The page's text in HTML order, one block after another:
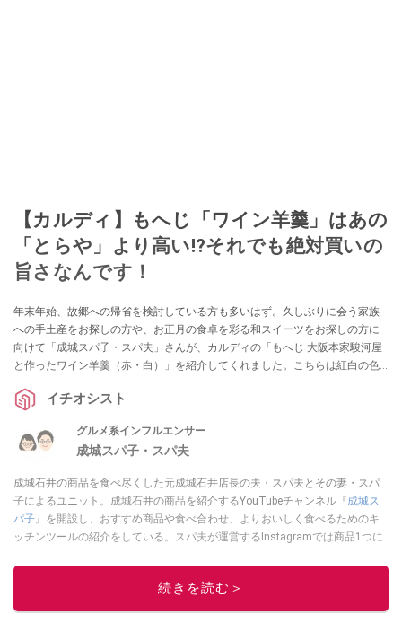
【カルディ】もへじ「ワイン羊羹」はあの
「とらや」より高い!?それでも絶対買いの
旨さなんです！
年末年始、故郷への帰省を検討している方も多いはず。久しぶりに会う家族
への手土産をお探しの方や、お正月の食卓を彩る和スイーツをお探しの方に
向けて「成城スパ子・スパ夫」さんが、カルディの「もへじ 大阪本家駿河屋
と作ったワイン羊羹（赤・白）」を紹介してくれました。こちらは紅白の色
のポイントを紹介してくれました。
イチオシスト
グルメ系インフルエンサー
成城スパ子・スパ夫
成城石井の商品を食べ尽くした元成城石井店長の夫・スパ夫とその妻・スパ
子によるユニット。成城石井の商品を紹介するYouTubeチャンネル『成城ス
パ子 』を開設し、おすすめ商品や食べ合わせ、よりおいしく食べるためのキ
ッチンツールの紹介をしている。スパ夫が運営するInstagramでは商品1つに
ィープな魅力を発信している。
続きを読む＞